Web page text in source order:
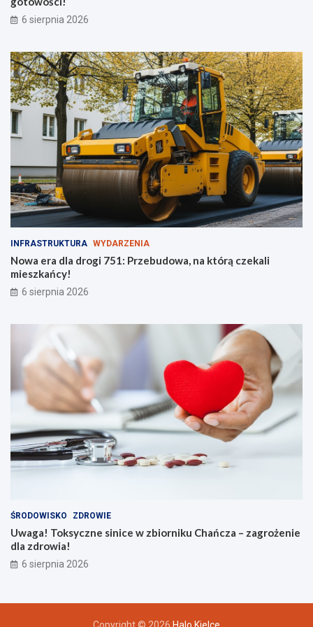
o
d
e
ż
y
g
o
w
o
ś
c
i
6 sierpnia 2026
INFRASTRUKTURA WYDARZENIA
Nowa era dla drogi 751: Przebudowa, na którą czekali
mieszkańcy!
6 sierpnia 2026
ŚRODOWISKO ZDROWIE
Uwaga! Toksyczne sinice w zbiorniku Chańcza – zagrożenie
dla zdrowia!
6 sierpnia 2026